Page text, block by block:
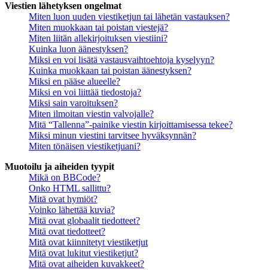
Viestien lähetyksen ongelmat
Miten luon uuden viestiketjun tai lähetän vastauksen?
Miten muokkaan tai poistan viestejä?
Miten liitän allekirjoituksen viestiini?
Kuinka luon äänestyksen?
Miksi en voi lisätä vastausvaihtoehtoja kyselyyn?
Kuinka muokkaan tai poistan äänestyksen?
Miksi en pääse alueelle?
Miksi en voi liittää tiedostoja?
Miksi sain varoituksen?
Miten ilmoitan viestin valvojalle?
Mitä “Tallenna”-painike viestin kirjoittamisessa tekee?
Miksi minun viestini tarvitsee hyväksynnän?
Miten tönäisen viestiketjuani?
Muotoilu ja aiheiden tyypit
Mikä on BBCode?
Onko HTML sallittu?
Mitä ovat hymiöt?
Voinko lähettää kuvia?
Mitä ovat globaalit tiedotteet?
Mitä ovat tiedotteet?
Mitä ovat kiinnitetyt viestiketjut
Mitä ovat lukitut viestiketjut?
Mitä ovat aiheiden kuvakkeet?